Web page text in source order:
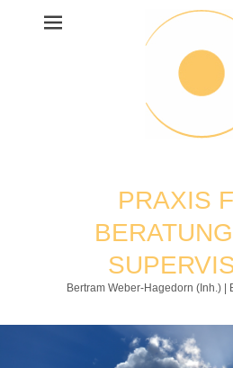
PRAXIS
Bertram Weber-Hagedorn (Inh.) |